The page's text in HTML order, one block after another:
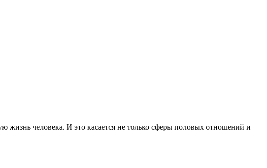
человека. И это касается не только сферы половых отношений и